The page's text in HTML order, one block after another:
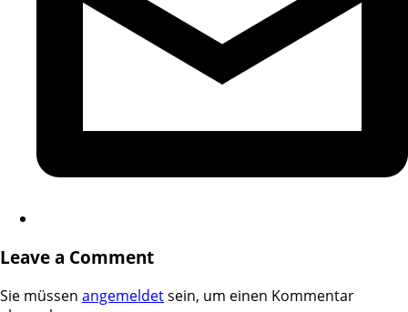
Leave a Comment
Sie müssen angemeldetsein, um einen Kommentar